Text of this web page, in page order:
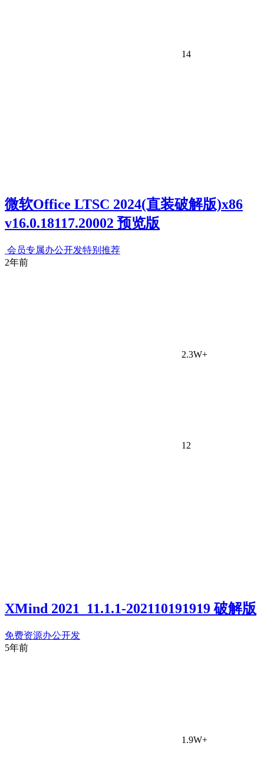
14
微软Office LTSC 2024(直装破解版)x86
v16.0.18117.20002 预览版
会员专属办公开发特别推荐
2年前
2.3W+
12
XMind 2021_11.1.1-202110191919 破解版
免费资源办公开发
5年前
1.9W+